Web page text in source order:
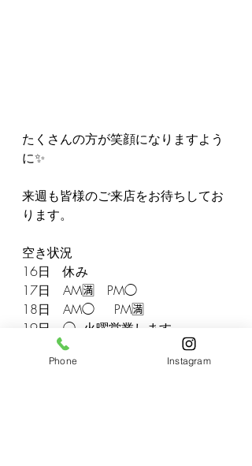
たくさんの方が笑顔になりますよう
に✨
来週も皆様のご来店をお待ちしてお
ります。
空き状況
16日　休み
17日　AM🈵　PM◯
18日　AM◯     PM🈵
19日　◯  火曜営業します
20日　15時まで
21日　9時、15時のみ◯
Phone Instagram